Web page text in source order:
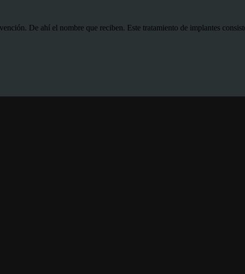
De ahí el nombre que reciben. Este tratamiento de implantes